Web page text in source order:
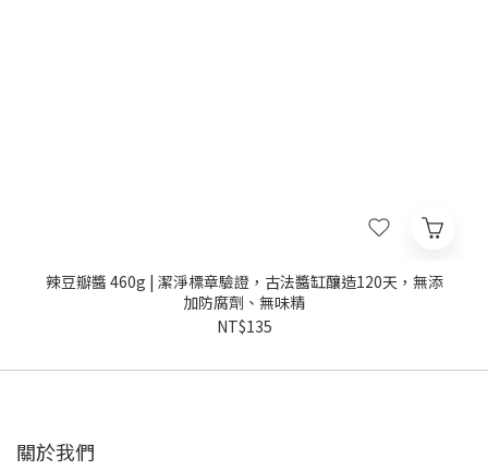
辣豆瓣醬 460g | 潔淨標章驗證，古法醬缸釀造120天，無添
加防腐劑、無味精
NT$135
關於我們